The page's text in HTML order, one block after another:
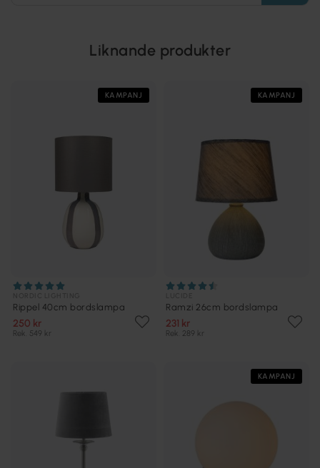
Liknande produkter
KAMPANJ
Rippel 40cm bordslampa
250 kr
Rek. 549 kr
KAMPANJ
Ramzi 26cm bordslampa
231 kr
Rek. 289 kr
KAMPANJ